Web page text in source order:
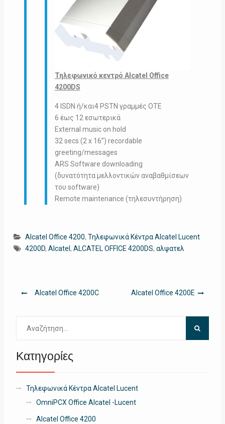
Τηλεφωνικό κεντρό Alcatel Office
4200DS
4 ISDN ή/και4 PSTN γραμμές ΟΤΕ
6 έως 12 εσωτερικά
External music on hold
32 secs (2 x 16”) recordable
greeting/messages
ARS Software downloading
(δυνατότητα μελλοντικών αναβαθμίσεων
του software)
Remote maintenance (τηλεσυντήρηση)
Alcatel Office 4200, Τηλεφωνικά Κέντρα Alcatel Lucent
4200D, Alcatel , ALCATEL OFFICE 4200DS, αλψατελ
Πλοήγηση
Alcatel Office 4200C Alcatel Office 4200E
για:
Κατηγορίες
Τηλεφωνικά Κέντρα Alcatel Lucent
OmniPCX Office Alcatel -Lucent
Alcatel Office 4200